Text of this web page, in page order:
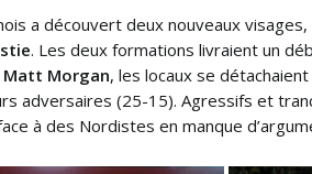
a découvert deux nouveaux visages,
. Les deux formations livraient un
Morgan, les locaux se
adversaires (25-15). Agressifs et
à des Nordistes en manque